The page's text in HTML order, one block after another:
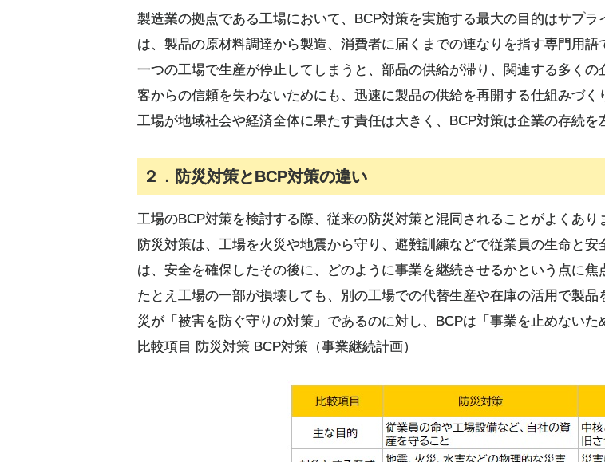
製造業の拠点である工場において、BCP対策を実施する最大の目的はサプ
は、製品の原材料調達から製造、消費者に届くまでの連なりを指す専門用語
一つの工場で生産が停止してしまうと、部品の供給が滞り、関連する多く
客からの信頼を失わないためにも、迅速に製品の供給を再開する仕組みづく
工場が地域社会や経済全体に果たす責任は大きく、BCP対策は企業の存続を
２．防災対策とBCP対策の違い
工場のBCP対策を検討する際、従来の防災対策と混同されることがよくあり
防災対策は、工場を火災や地震から守り、避難訓練などで従業員の生命と
は、安全を確保したその後に、どのように事業を継続させるかという点に焦
たとえ工場の一部が損壊しても、別の工場での代替生産や在庫の活用で製
災が「被害を防ぐ守りの対策」であるのに対し、BCPは「事業を止めないた
比較項目 防災対策 BCP対策（事業継続計画）